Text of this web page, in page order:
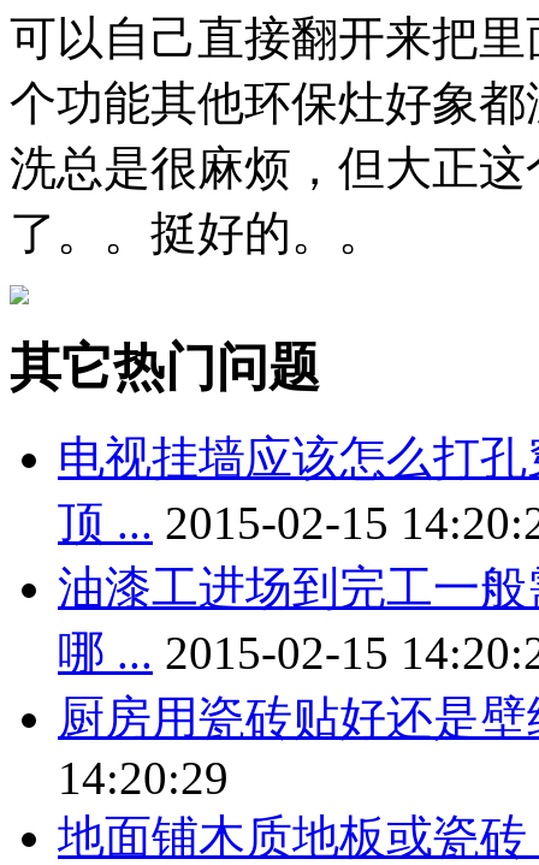
可以自己直接翻开来把
个功能其他环保灶好象
洗总是很麻烦，但大正
了。。挺好的。。
其它热门问题
电视挂墙应该怎么打
顶 ... 2015-02-15
油漆工进场到完工一
哪 ... 2015-02-15
厨房用瓷砖贴好还是
14:20:29
地面铺木质地板或瓷